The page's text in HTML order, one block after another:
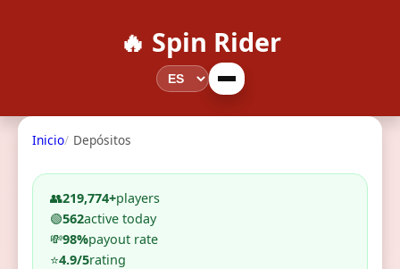
🔥 Spin Rider
Inicio Depósitos
👥219,774+players
🟢562active today
💸98%payout rate
⭐4.9/5rating